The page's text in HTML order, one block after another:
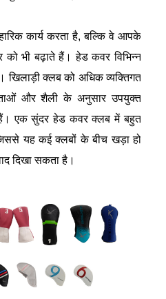
कार्य करता है, बल्कि वे आपके
को भी बढ़ाते हैं। हेड कवर विभिन्न
खिलाड़ी क्लब को अधिक व्यक्तिगत
और शैली के अनुसार उपयुक्त
एक सुंदर हेड कवर क्लब में बहुत
यह कई क्लबों के बीच खड़ा हो
दिखा सकता है।